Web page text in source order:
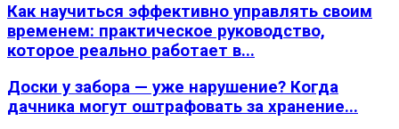
Как научиться эффективно управлять своим
временем: практическое руководство,
которое реально работает в...
Доски у забора — уже нарушение? Когда
дачника могут оштрафовать за хранение...